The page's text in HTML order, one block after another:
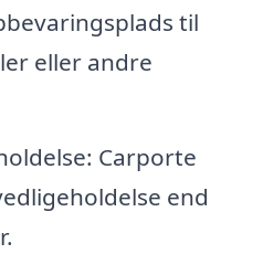
til
eller andre
Carporte
end